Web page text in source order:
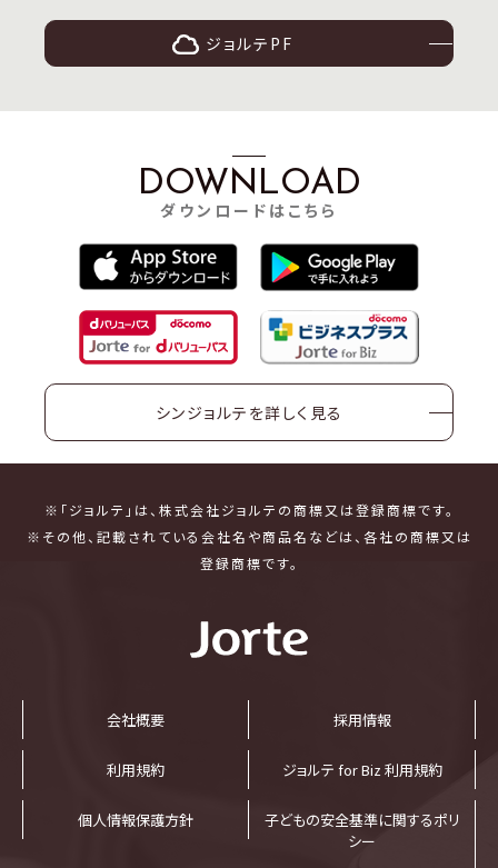
ジョルテPF
DOWNLOAD
ダウンロードはこちら
シンジョルテを詳しく見る
※「ジョルテ」は、株式会社ジョルテの商標又は登録商標です。
※その他、記載されている会社名や商品名などは、各社の商標又は
登録商標です。
会社概要 採⽤情報
利⽤規約 ジョルテ for Biz 利⽤規約
個⼈情報保護⽅針
子どもの安全基準に関するポリ
シー